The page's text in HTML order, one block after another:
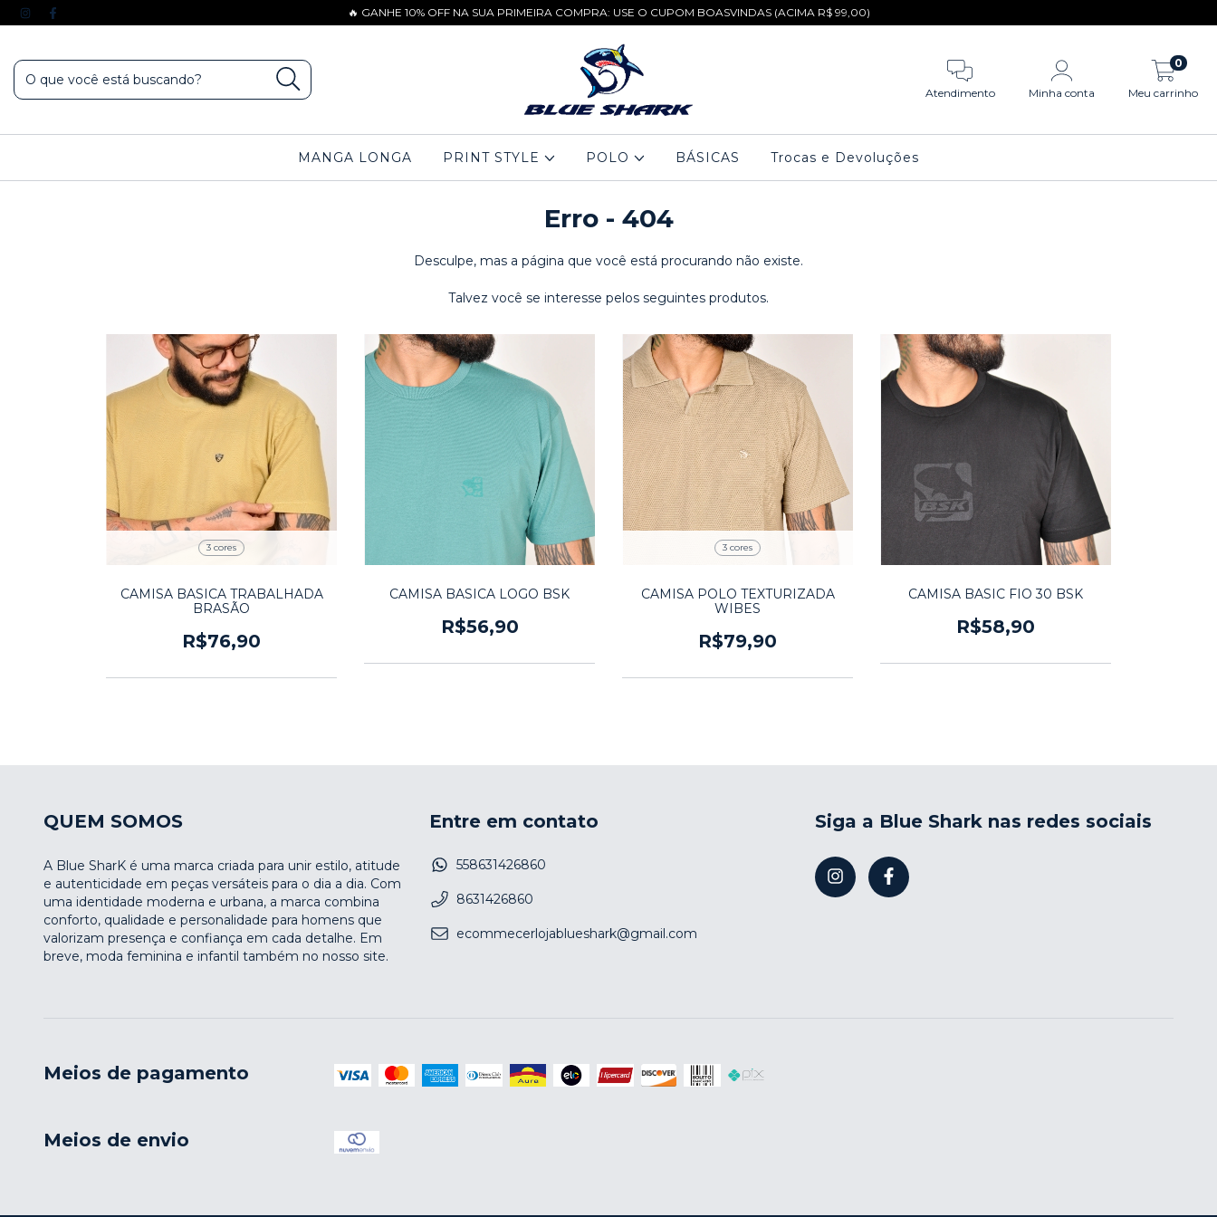
🔥 GANHE 10% OFF NA SUA PRIMEIRA COMPRA: USE O CUPOM BOASVINDAS (ACIMA R$ 99,00)
Atendimento Minha conta Meu carrinho
0
MANGA LONGA PRINT STYLE POLO BÁSICAS Trocas e Devoluções
Erro - 404
Desculpe, mas a página que você está procurando não existe.
Talvez você se interesse pelos seguintes produtos.
3 cores
CAMISA BASICA TRABALHADA
BRASÃO
R$76,90
CAMISA BASICA LOGO BSK
R$56,90
3 cores
CAMISA POLO TEXTURIZADA
WIBES
R$79,90
CAMISA BASIC FIO 30 BSK
R$58,90
QUEM SOMOS
A Blue SharK é uma marca criada para unir estilo, atitude
e autenticidade em peças versáteis para o dia a dia. Com
uma identidade moderna e urbana, a marca combina
conforto, qualidade e personalidade para homens que
valorizam presença e confiança em cada detalhe. Em
breve, moda feminina e infantil também no nosso site.
Entre em contato
558631426860
8631426860
ecommecerlojablueshark@gmail.com
Siga a Blue Shark nas redes sociais
Meios de pagamento
Meios de envio